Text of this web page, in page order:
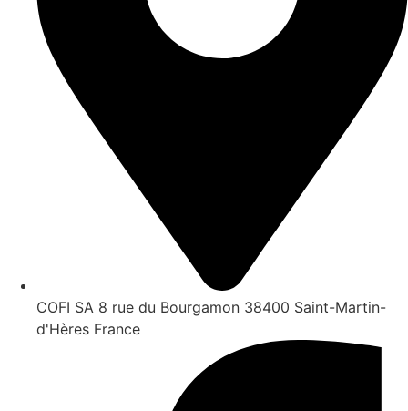
COFI SA 8 rue du Bourgamon 38400 Saint-Martin-
d'Hères France